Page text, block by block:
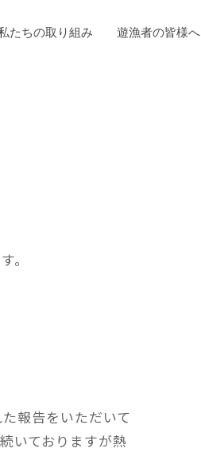
たちの取り組み 遊漁者の皆様へ
。
報告をいただいて
いておりますが熱